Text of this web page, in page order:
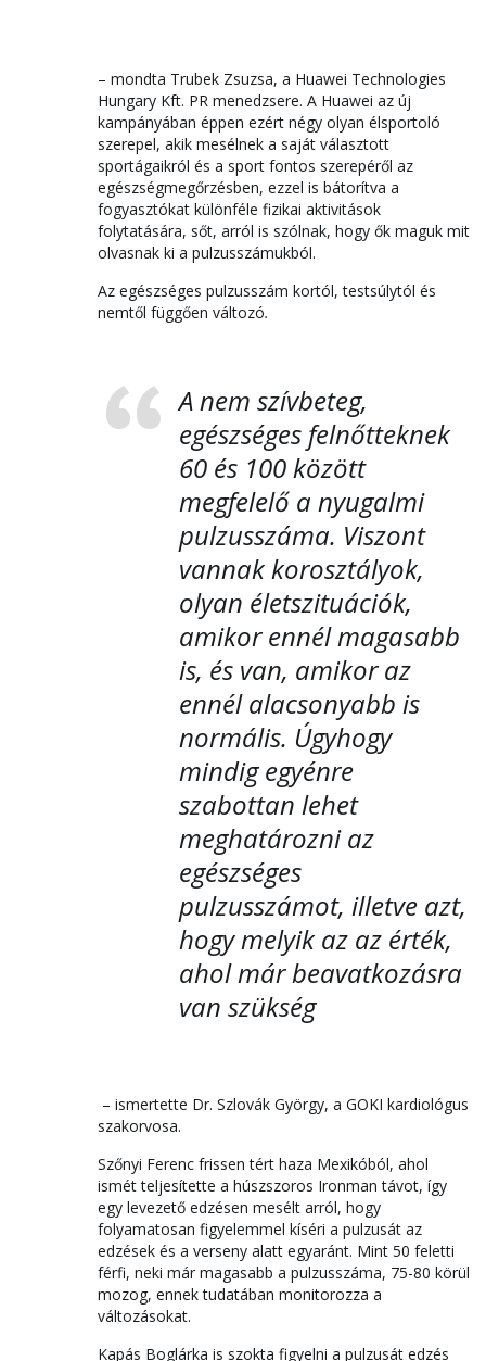
– mondta Trubek Zsuzsa, a Huawei Technologies
Hungary Kft. PR menedzsere. A Huawei az új
kampányában éppen ezért négy olyan élsportoló
szerepel, akik mesélnek a saját választott
sportágaikról és a sport fontos szerepéről az
egészségmegőrzésben, ezzel is bátorítva a
fogyasztókat különféle fizikai aktivitások
folytatására, sőt, arról is szólnak, hogy ők maguk mit
olvasnak ki a pulzusszámukból.
Az egészséges pulzusszám kortól, testsúlytól és
nemtől függően változó.
A nem szívbeteg,
egészséges felnőtteknek
60 és 100 között
megfelelő a nyugalmi
pulzusszáma. Viszont
vannak korosztályok,
olyan életszituációk,
amikor ennél magasabb
is, és van, amikor az
ennél alacsonyabb is
normális. Úgyhogy
mindig egyénre
szabottan lehet
meghatározni az
egészséges
pulzusszámot, illetve azt,
hogy melyik az az érték,
ahol már beavatkozásra
van szükség
– ismertette Dr. Szlovák György, a GOKI kardiológus
szakorvosa.
Szőnyi Ferenc frissen tért haza Mexikóból, ahol
ismét teljesítette a húszszoros Ironman távot, így
egy levezető edzésen mesélt arról, hogy
folyamatosan figyelemmel kíséri a pulzusát az
edzések és a verseny alatt egyaránt. Mint 50 feletti
férfi, neki már magasabb a pulzusszáma, 75-80 körül
mozog, ennek tudatában monitorozza a
változásokat.
Kapás Boglárka is szokta figyelni a pulzusát edzés